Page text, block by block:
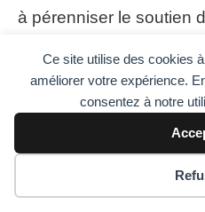
Ce site utilise des cookies
améliorer votre expérience.
consentez à notre
Préférences des cookies
à pérenniser le soutien
Nouveaux
Formation renforcée
médiation et